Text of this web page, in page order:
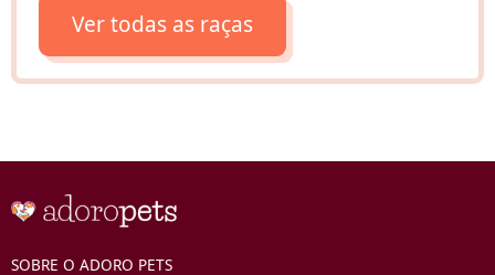
Ver todas as raças
SOBRE O ADORO PETS